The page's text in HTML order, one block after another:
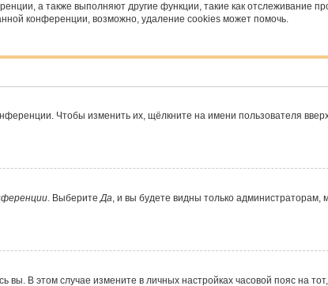
а также выполняют другие функции, такие как отслеживание
конференции, возможно, удаление cookies может помочь.
Чтобы изменить их, щёлкните на имени пользователя
. ВыберитеДа, и вы будете видны только администраторам,
В этом случае измените в личных настройках часовой пояс на